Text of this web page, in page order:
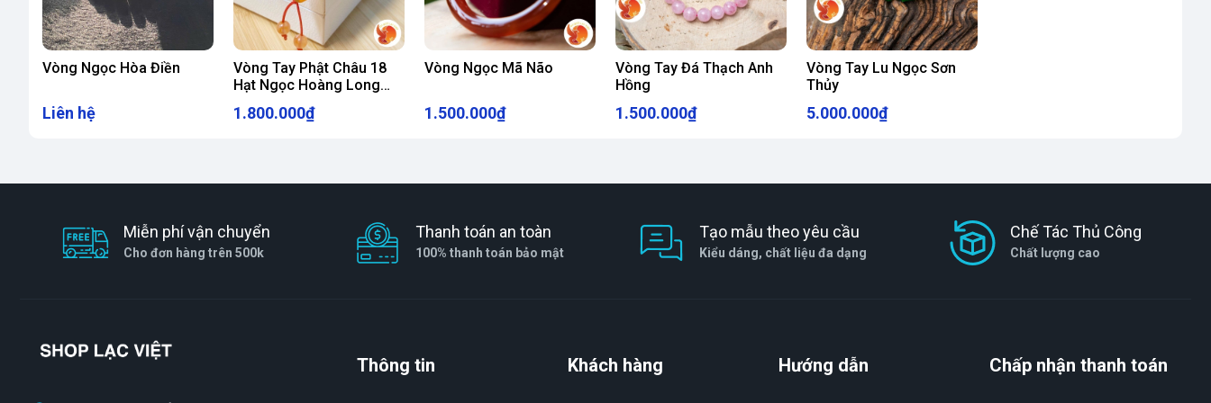
chất lượng.
Giá cả hợp lý
Shop Lạc Việt mang đến mức giá cạnh tranh, phù hợp với nhiều đối tượng khách hàng.
Chúng tôi thường xuyên có các chương trình ưu đãi, giúp bạn sở hữu món trang sức yêu
với mệnh và phong cách cá nhân.
Tránh va đập mạnh:
Vòng Ngọc Hòa Điền
Liên hệ
Vòng Tay Phật Châu 18
Hạt Ngọc Hoàng Long
1.800.000₫
Vòng Ngọc Mã Não
1.500.000₫
Vòng Tay Đá Thạch Anh
Hồng
1.500.000₫
Vòng Tay Lu Ngọc Sơn
Thủy
5.000.000₫
Miễn phí vận chuyển
Cho đơn hàng trên 500k
Thanh toán an toàn
100% thanh toán bảo mật
Tạo mẫu theo yêu cầu
Kiểu dáng, chất liệu đa dạng
Chế Tác Thủ Công
Chất lượng cao
Thông tin Khách hàng Hướng dẫn Chấp nhận thanh toán